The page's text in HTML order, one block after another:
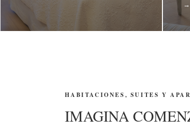
→
HABITACIONES, SUITES Y
IMAGINA